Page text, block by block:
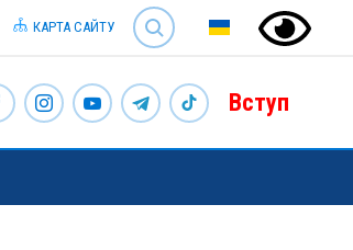
SEARCH
КАРТА САЙТУ
Вступ